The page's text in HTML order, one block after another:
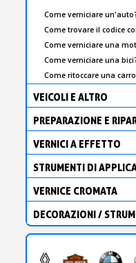
Come verniciare
Come trovare il codice
Come verniciare una
Come verniciare una
Come ritoccare una
VEICOLI E ALTRO
PREPARAZIONE E
VERNICI A EFFETTO
STRUMENTI DI
VERNICE CROMATA
DECORAZIONI /